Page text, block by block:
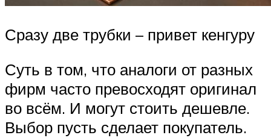
Сразу две трубки – привет кенгуру
Суть в том, что аналоги от разных
фирм часто превосходят оригинал
во всём. И могут стоить дешевле.
Выбор пусть сделает покупатель.